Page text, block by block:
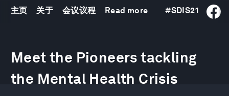
主页 关于 会议议程 Read more #SDIS21
Meet the Pioneers tackling
the Mental Health Crisis
of
minutes,
25